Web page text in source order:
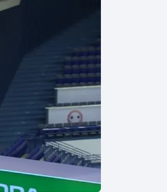
Vodní slalom
Volejbal
Ostatní